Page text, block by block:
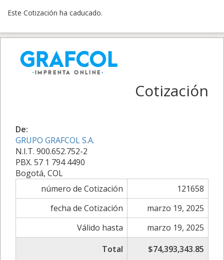
Este Cotización ha caducado.
Cotización
De:
GRUPO GRAFCOL S.A.
N.I.T. 900.652.752-2
PBX. 57 1 794 4490
Bogotá, COL
número de Cotización
121658
fecha de Cotización
marzo 19, 2025
Válido hasta
marzo 19, 2025
Total
$74,393,343.85